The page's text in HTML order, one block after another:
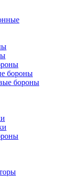
бороны
бороны